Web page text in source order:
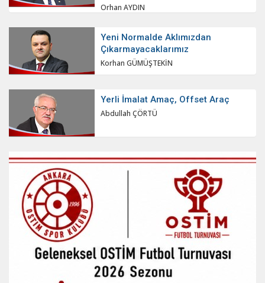
Orhan AYDIN
Yeni Normalde Aklımızdan
Çıkarmayacaklarımız
Korhan GÜMÜŞTEKİN
Yerli İmalat Amaç, Offset Araç
Abdullah ÇÖRTÜ